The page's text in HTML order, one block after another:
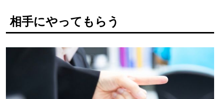
相手にやってもらう